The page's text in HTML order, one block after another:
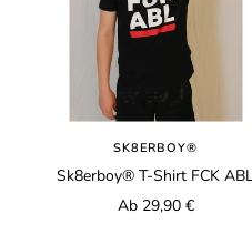
SK8ERBOY®
Sk8erboy® T-Shirt FCK
Angebotspreis
Ab 29,90 €